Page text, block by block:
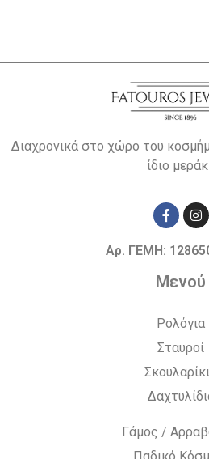
Διαχρονικά στο χώρο του
ίδιο
Αρ. ΓΕΜΗ:
Μενού
Ρολόγια
Σταυροί
Γάμος /